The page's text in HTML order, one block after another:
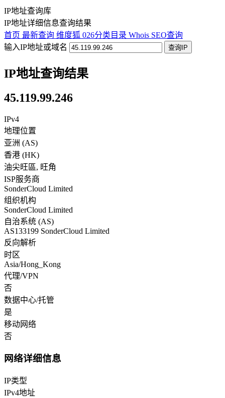
IP地址查询库
IP地址详细信息查询结果
首页 最新查询 维度狐 026分类目录 Whois SEO查询
输入IP地址或域名
查询IP
IP地址查询结果
45.119.99.246
IPv4
地理位置
亚洲 (AS)
香港 (HK)
油尖旺區, 旺角
ISP服务商
SonderCloud Limited
组织机构
SonderCloud Limited
自治系统 (AS)
AS133199 SonderCloud Limited
反向解析
时区
Asia/Hong_Kong
代理/VPN
否
数据中心/托管
是
移动网络
否
网络详细信息
IP类型
IPv4地址